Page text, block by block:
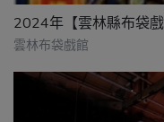
2024年【雲林縣布袋
雲林布袋戲館